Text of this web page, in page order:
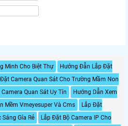
Minh Cho Biệt Thự
Hướng Đẫn Lắp Đặt
Camera Quan Sát Cho Trường Mầm Non
Quan Sát Uy Tín
Hướng Dẫn Xem
Mềm Vmeyesuper Và Cms
Lắp Đặt
Gía Rẻ
Lắp Đặt Bộ Camera IP Cho